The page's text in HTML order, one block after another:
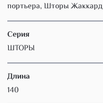
портьера, Шторы Жаккард
Серия
ШТОРЫ
Длина
140